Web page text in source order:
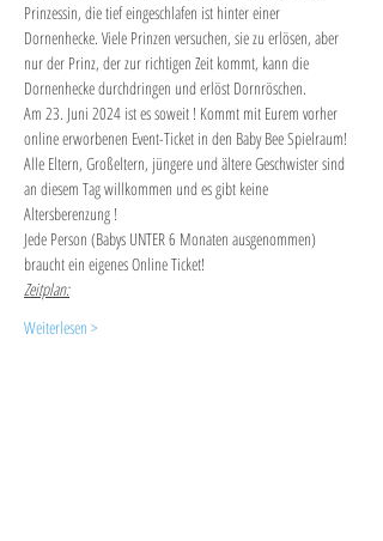
Prinzessin, die tief eingeschlafen ist hinter einer
Dornenhecke. Viele Prinzen versuchen, sie zu erlösen, aber
nur der Prinz, der zur richtigen Zeit kommt, kann die
Dornenhecke durchdringen und erlöst Dornröschen.
Am 23. Juni 2024 ist es soweit ! Kommt mit Eurem vorher
online erworbenen Event-Ticket in den Baby Bee Spielraum!
Alle Eltern, Großeltern, jüngere und ältere Geschwister sind
an diesem Tag willkommen und es gibt keine
Altersberenzung !
Jede Person (Babys UNTER 6 Monaten ausgenommen)
braucht ein eigenes Online Ticket!
Zeitplan:
Weiterlesen >